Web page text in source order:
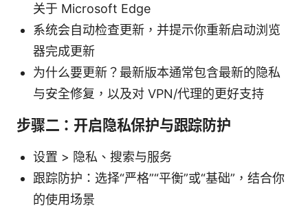
关于 Microsoft Edge
系统会自动检查更新，并提示你重新启动浏览
器完成更新
为什么要更新？最新版本通常包含最新的隐私
与安全修复，以及对 VPN/代理的更好支持
步骤二：开启隐私保护与跟踪防护
设置 > 隐私、搜索与服务
跟踪防护：选择“严格”“平衡”或“基础”，结合你
的使用场景